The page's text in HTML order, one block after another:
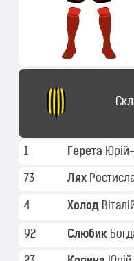
1 Герета
73 Лях
4 Холод Віталій
92 Слюбик